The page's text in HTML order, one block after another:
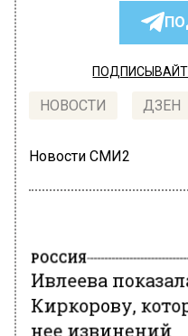
НОВОСТИ ДЗЕН
Новости СМИ2
РОССИЯ
Ивлеева
Киркорову,
нее извинений